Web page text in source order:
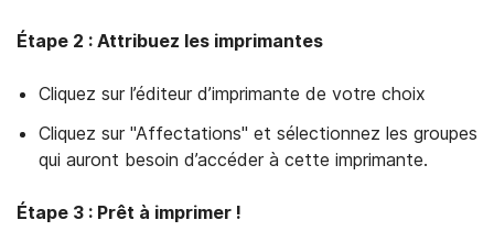
Étape 2 : Attribuez les imprimantes
Cliquez sur l’éditeur d’imprimante de votre choix
Cliquez sur "Affectations" et sélectionnez les groupes
qui auront besoin d’accéder à cette imprimante.
Étape 3 : Prêt à imprimer !